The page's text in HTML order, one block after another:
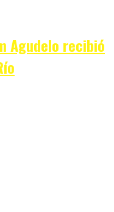
Agudelo recibió